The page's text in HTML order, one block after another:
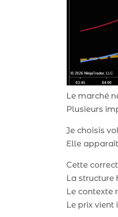
Le marché
Plusieurs
Je choisis
Elle
Cette
La structure
Le contexte
Le prix